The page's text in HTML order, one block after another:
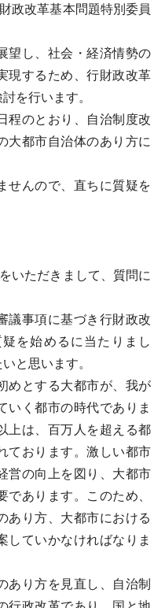
政改革基本問題特別委員
し、社会・経済情勢の
現するため、行財政改革
を行います。
のとおり、自治制度改
大都市自治体のあり方に
んので、直ちに質疑を
いただきまして、質問に
事項に基づき行財政改
を始めるに当たりまし
と思います。
とする大都市が、我が
いく都市の時代でありま
上は、百万人を超える都
ております。激しい都市
営の向上を図り、大都市
であります。このため、
あり方、大都市における
していかなければなりま
り方を見直し、自治制